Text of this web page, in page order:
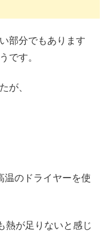
部分でもあります
です。
が、
温のドライヤーを使
熱が足りないと感じ